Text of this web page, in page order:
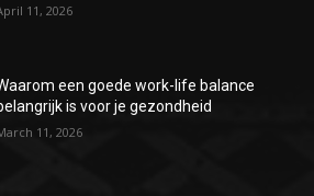
11, 2026
een goede work-life balance
is voor je gezondheid
11, 2026